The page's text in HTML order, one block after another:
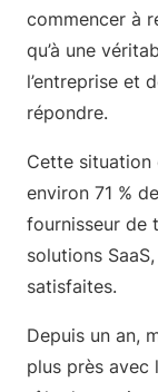
commencer à
qu’à une
l’entreprise et
répondre.
Cette situation
environ 71 %
fournisseur de
solutions
satisfaites.
Depuis un an,
plus près avec